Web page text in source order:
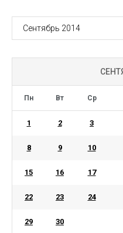
АРХИВ
Пн Вт Ср
1 2 3
8 9 10
15 16 17
22 23 24
29 30